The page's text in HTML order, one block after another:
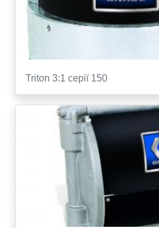
Triton 3:1 серії 150